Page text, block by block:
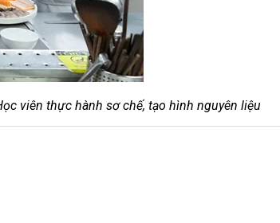
viên thực hành sơ chế, tạo hình nguyên liệu